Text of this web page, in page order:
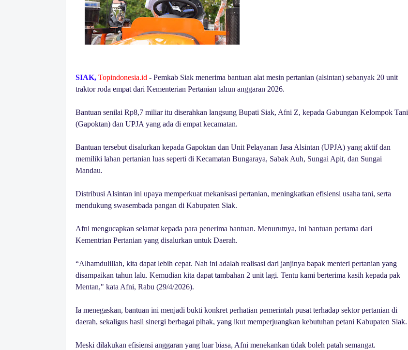
SIAK, Topindonesia.id - Pemkab Siak menerima bantuan alat mesin pertanian (alsintan) sebanyak 20 unit
traktor roda empat dari Kementerian Pertanian tahun anggaran 2026.
Bantuan senilai Rp8,7 miliar itu diserahkan langsung Bupati Siak, Afni Z, kepada Gabungan Kelompok Tani
(Gapoktan) dan UPJA yang ada di empat kecamatan.
Bantuan tersebut disalurkan kepada Gapoktan dan Unit Pelayanan Jasa Alsintan (UPJA) yang aktif dan
memiliki lahan pertanian luas seperti di Kecamatan Bungaraya, Sabak Auh, Sungai Apit, dan Sungai
Mandau.
Distribusi Alsintan ini upaya memperkuat mekanisasi pertanian, meningkatkan efisiensi usaha tani, serta
mendukung swasembada pangan di Kabupaten Siak.
Afni mengucapkan selamat kepada para penerima bantuan. Menurutnya, ini bantuan pertama dari
Kementrian Pertanian yang disalurkan untuk Daerah.
“Alhamdulillah, kita dapat lebih cepat. Nah ini adalah realisasi dari janjinya bapak menteri pertanian yang
disampaikan tahun lalu. Kemudian kita dapat tambahan 2 unit lagi. Tentu kami berterima kasih kepada pak
Mentan," kata Afni, Rabu (29/4/2026).
Ia menegaskan, bantuan ini menjadi bukti konkret perhatian pemerintah pusat terhadap sektor pertanian di
daerah, sekaligus hasil sinergi berbagai pihak, yang ikut memperjuangkan kebutuhan petani Kabupaten Siak.
Meski dilakukan efisiensi anggaran yang luar biasa, Afni menekankan tidak boleh patah semangat.